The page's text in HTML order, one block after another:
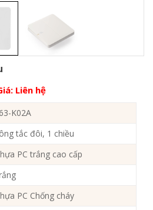
Liên hệ
K02A
tắc đôi, 1 chiều
PC trắng cao cấp
PC Chống cháy